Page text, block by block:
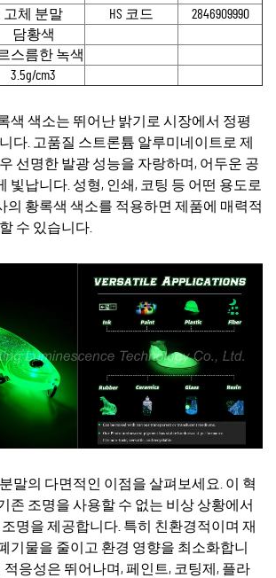
고체 분말 HS 코드
2846909990
담황색
스름한 녹색
3.5g/cm3
색 색소는 뛰어난 밝기로 시장에서 정평
다. 고품질 스트론튬 알루미네이트로 제
선명한 발광 성능을 자랑하며, 어두운 공
빛납니다. 성형, 인쇄, 코팅 등 어떤 용도로
의 황록색 색소를 적용하면 제품에 매력적
수 있습니다.
말의 다면적인 이점을 살펴보세요. 이 혁
존 조명을 사용할 수 없는 비상 상황에서
명을 제공합니다. 특히 친환경적이며 재
기물을 줄이고 환경 영향을 최소화합니
적응성은 뛰어나며, 페인트, 코팅제, 플라